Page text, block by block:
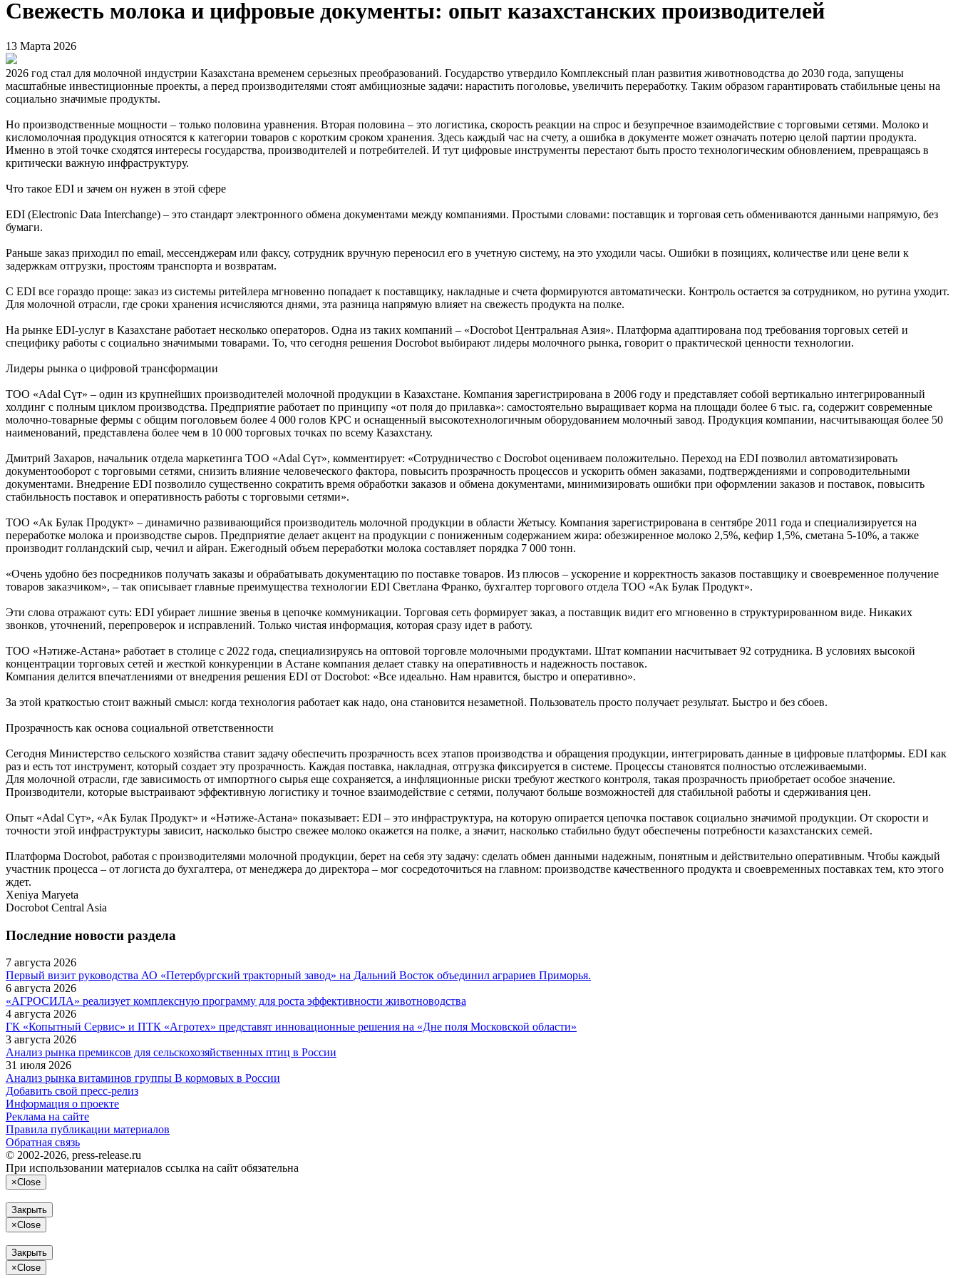
Свежесть молока и цифровые документы: опыт казахстанских производителей
13 Марта 2026
2026 год стал для молочной индустрии Казахстана временем серьезных преобразований. Государство утвердило Комплексный план развития животноводства до 2030 года, запущены
масштабные инвестиционные проекты, а перед производителями стоят амбициозные задачи: нарастить поголовье, увеличить переработку. Таким образом гарантировать стабильные цены на
социально значимые продукты.
Но производственные мощности – только половина уравнения. Вторая половина – это логистика, скорость реакции на спрос и безупречное взаимодействие с торговыми сетями. Молоко и
кисломолочная продукция относятся к категории товаров с коротким сроком хранения. Здесь каждый час на счету, а ошибка в документе может означать потерю целой партии продукта.
Именно в этой точке сходятся интересы государства, производителей и потребителей. И тут цифровые инструменты перестают быть просто технологическим обновлением, превращаясь в
критически важную инфраструктуру.
Что такое EDI и зачем он нужен в этой сфере
EDI (Electronic Data Interchange) – это стандарт электронного обмена документами между компаниями. Простыми словами: поставщик и торговая сеть обмениваются данными напрямую, без
бумаги.
Раньше заказ приходил по email, мессенджерам или факсу, сотрудник вручную переносил его в учетную систему, на это уходили часы. Ошибки в позициях, количестве или цене вели к
задержкам отгрузки, простоям транспорта и возвратам.
С EDI все гораздо проще: заказ из системы ритейлера мгновенно попадает к поставщику, накладные и счета формируются автоматически. Контроль остается за сотрудником, но рутина уходит.
Для молочной отрасли, где сроки хранения исчисляются днями, эта разница напрямую влияет на свежесть продукта на полке.
На рынке EDI-услуг в Казахстане работает несколько операторов. Одна из таких компаний – «Docrobot Центральная Азия». Платформа адаптирована под требования торговых сетей и
специфику работы с социально значимыми товарами. То, что сегодня решения Docrobot выбирают лидеры молочного рынка, говорит о практической ценности технологии.
Лидеры рынка о цифровой трансформации
ТОО «Adal Сүт» – один из крупнейших производителей молочной продукции в Казахстане. Компания зарегистрирована в 2006 году и представляет собой вертикально интегрированный
холдинг с полным циклом производства. Предприятие работает по принципу «от поля до прилавка»: самостоятельно выращивает корма на площади более 6 тыс. га, содержит современные
молочно-товарные фермы с общим поголовьем более 4 000 голов КРС и оснащенный высокотехнологичным оборудованием молочный завод. Продукция компании, насчитывающая более 50
наименований, представлена более чем в 10 000 торговых точках по всему Казахстану.
Дмитрий Захаров, начальник отдела маркетинга ТОО «Adal Сүт», комментирует: «Сотрудничество с Docrobot оцениваем положительно. Переход на EDI позволил автоматизировать
документооборот с торговыми сетями, снизить влияние человеческого фактора, повысить прозрачность процессов и ускорить обмен заказами, подтверждениями и сопроводительными
документами. Внедрение EDI позволило существенно сократить время обработки заказов и обмена документами, минимизировать ошибки при оформлении заказов и поставок, повысить
стабильность поставок и оперативность работы с торговыми сетями».
ТОО «Ак Булак Продукт» – динамично развивающийся производитель молочной продукции в области Жетысу. Компания зарегистрирована в сентябре 2011 года и специализируется на
переработке молока и производстве сыров. Предприятие делает акцент на продукции с пониженным содержанием жира: обезжиренное молоко 2,5%, кефир 1,5%, сметана 5-10%, а также
производит голландский сыр, чечил и айран. Ежегодный объем переработки молока составляет порядка 7 000 тонн.
«Очень удобно без посредников получать заказы и обрабатывать документацию по поставке товаров. Из плюсов – ускорение и корректность заказов поставщику и своевременное получение
товаров заказчиком», – так описывает главные преимущества технологии EDI Светлана Франко, бухгалтер торгового отдела ТОО «Ак Булак Продукт».
Эти слова отражают суть: EDI убирает лишние звенья в цепочке коммуникации. Торговая сеть формирует заказ, а поставщик видит его мгновенно в структурированном виде. Никаких
звонков, уточнений, перепроверок и исправлений. Только чистая информация, которая сразу идет в работу.
ТОО «Нәтиже-Астана» работает в столице с 2022 года, специализируясь на оптовой торговле молочными продуктами. Штат компании насчитывает 92 сотрудника. В условиях высокой
концентрации торговых сетей и жесткой конкуренции в Астане компания делает ставку на оперативность и надежность поставок.
Компания делится впечатлениями от внедрения решения EDI от Docrobot: «Все идеально. Нам нравится, быстро и оперативно».
За этой краткостью стоит важный смысл: когда технология работает как надо, она становится незаметной. Пользователь просто получает результат. Быстро и без сбоев.
Прозрачность как основа социальной ответственности
Сегодня Министерство сельского хозяйства ставит задачу обеспечить прозрачность всех этапов производства и обращения продукции, интегрировать данные в цифровые платформы. EDI как
раз и есть тот инструмент, который создает эту прозрачность. Каждая поставка, накладная, отгрузка фиксируется в системе. Процессы становятся полностью отслеживаемыми.
Для молочной отрасли, где зависимость от импортного сырья еще сохраняется, а инфляционные риски требуют жесткого контроля, такая прозрачность приобретает особое значение.
Производители, которые выстраивают эффективную логистику и точное взаимодействие с сетями, получают больше возможностей для стабильной работы и сдерживания цен.
Опыт «Adal Сүт», «Ак Булак Продукт» и «Нәтиже-Астана» показывает: EDI – это инфраструктура, на которую опирается цепочка поставок социально значимой продукции. От скорости и
точности этой инфраструктуры зависит, насколько быстро свежее молоко окажется на полке, а значит, насколько стабильно будут обеспечены потребности казахстанских семей.
Платформа Docrobot, работая с производителями молочной продукции, берет на себя эту задачу: сделать обмен данными надежным, понятным и действительно оперативным. Чтобы каждый
участник процесса – от логиста до бухгалтера, от менеджера до директора – мог сосредоточиться на главном: производстве качественного продукта и своевременных поставках тем, кто этого
ждет.
Xeniya Maryeta
Docrobot Central Asia
Последние новости раздела
7 августа 2026
Первый визит руководства АО «Петербургский тракторный завод» на Дальний Восток объединил аграриев Приморья.
6 августа 2026
«АГРОСИЛА» реализует комплексную программу для роста эффективности животноводства
4 августа 2026
ГК «Копытный Сервис» и ПТК «Агротех» представят инновационные решения на «Дне поля Московской области»
3 августа 2026
Анализ рынка премиксов для сельскохозяйственных птиц в России
31 июля 2026
Анализ рынка витаминов группы В кормовых в России
Добавить свой пресс-релиз
Информация о проекте
Реклама на сайте
Правила публикации материалов
Обратная связь
© 2002-2026, press-release.ru
При использовании материалов ссылка на сайт обязательна
×Close
Закрыть
×Close
Закрыть
×Close